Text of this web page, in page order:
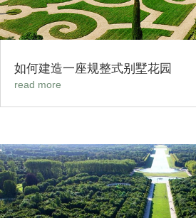
如何建造一座规整式别墅花园
read more